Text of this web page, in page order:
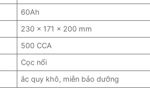
60Ah
230 x 171 x 200 mm
500 CCA
Cọc nổi
ắc quy khô, miễn bảo dưỡng